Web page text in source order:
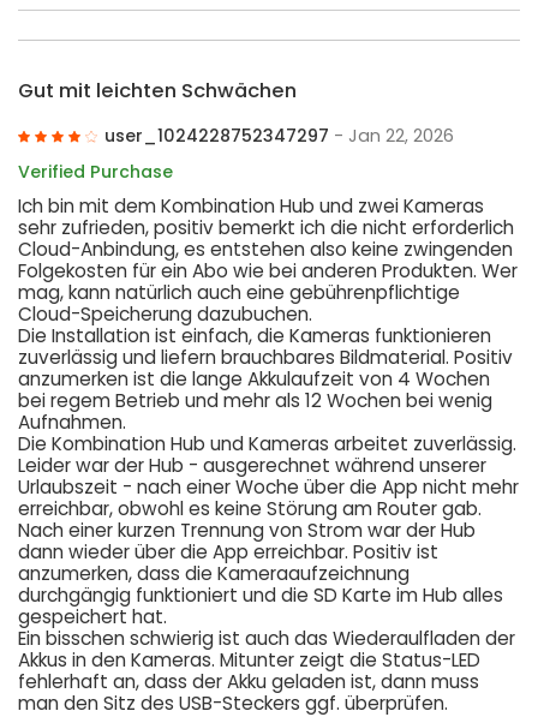
Gut mit leichten Schwächen
user_1024228752347297 - Jan 22, 2026
Verified Purchase
Ich bin mit dem Kombination Hub und zwei Kameras
sehr zufrieden, positiv bemerkt ich die nicht erforderlich
Cloud-Anbindung, es entstehen also keine zwingenden
Folgekosten für ein Abo wie bei anderen Produkten. Wer
mag, kann natürlich auch eine gebührenpflichtige
Cloud-Speicherung dazubuchen.
Die Installation ist einfach, die Kameras funktionieren
zuverlässig und liefern brauchbares Bildmaterial. Positiv
anzumerken ist die lange Akkulaufzeit von 4 Wochen
bei regem Betrieb und mehr als 12 Wochen bei wenig
Aufnahmen.
Die Kombination Hub und Kameras arbeitet zuverlässig.
Leider war der Hub - ausgerechnet während unserer
Urlaubszeit - nach einer Woche über die App nicht mehr
erreichbar, obwohl es keine Störung am Router gab.
Nach einer kurzen Trennung von Strom war der Hub
dann wieder über die App erreichbar. Positiv ist
anzumerken, dass die Kameraaufzeichnung
durchgängig funktioniert und die SD Karte im Hub alles
gespeichert hat.
Ein bisschen schwierig ist auch das Wiederaulfladen der
Akkus in den Kameras. Mitunter zeigt die Status-LED
fehlerhaft an, dass der Akku geladen ist, dann muss
man den Sitz des USB-Steckers ggf. überprüfen.